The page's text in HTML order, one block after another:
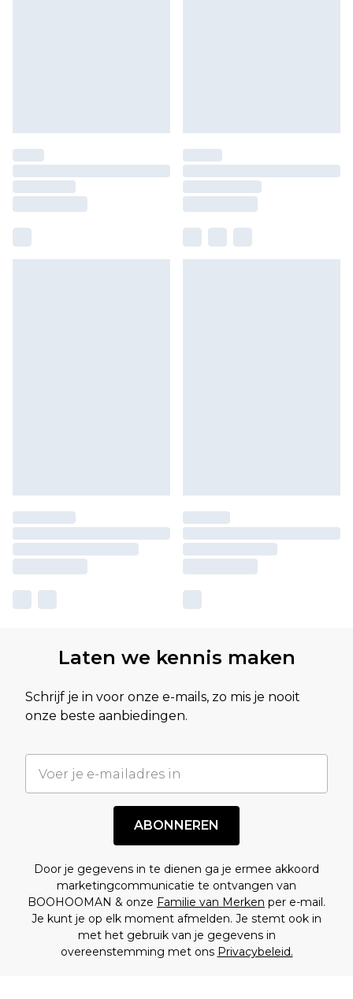
Laten we kennis maken
Schrijf je in voor onze e-mails, zo mis je nooit
onze beste aanbiedingen.
ABONNEREN
Door je gegevens in te dienen ga je ermee akkoord
marketingcommunicatie te ontvangen van
BOOHOOMAN & onze Familie van Merken per e-mail.
Je kunt je op elk moment afmelden. Je stemt ook in
met het gebruik van je gegevens in
overeenstemming met ons Privacybeleid.